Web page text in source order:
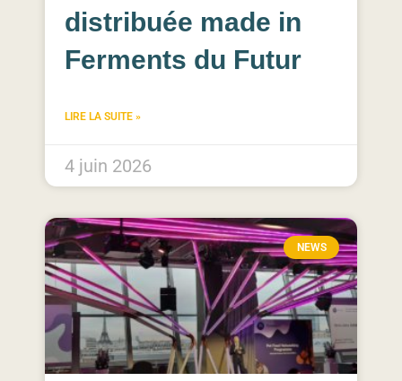
distribuée made in
Ferments du Futur
LIRE LA SUITE »
4 juin 2026
NEWS